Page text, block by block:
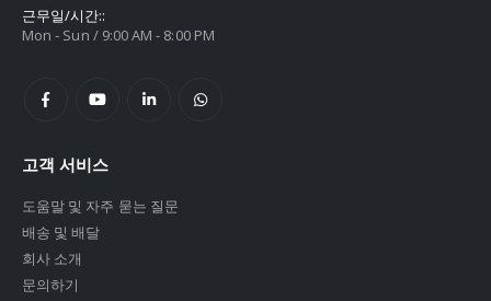
근무일/시간::
Mon - Sun / 9:00 AM - 8:00 PM
고객 서비스
도움말 및 자주 묻는 질문
배송 및 배달
회사 소개
문의하기